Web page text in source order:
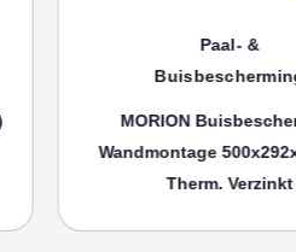
Buisbescherming
MORION Buisbescherming
Wandmontage 500x292x230mm,
Therm. Verzinkt